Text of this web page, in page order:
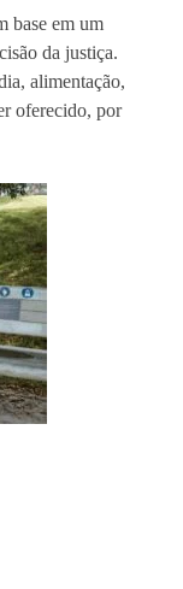
base em um
da justiça.
alimentação,
oferecido, por